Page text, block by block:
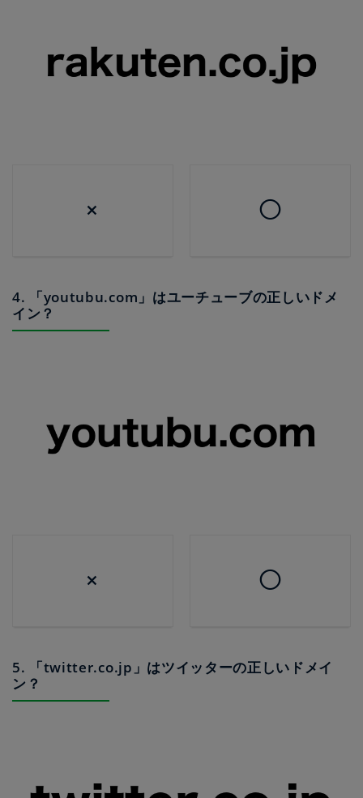
× ◯
4. 「youtubu.com」はユーチューブの正しいドメ
イン？
× ◯
5. 「twitter.co.jp」はツイッターの正しいドメイ
ン？